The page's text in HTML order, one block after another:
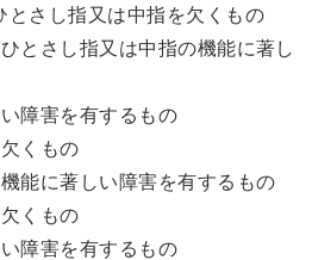
とさし指又は中指を欠くもの
とさし指又は中指の機能に著し
障害を有するもの
くもの
能に著しい障害を有するもの
くもの
障害を有するもの